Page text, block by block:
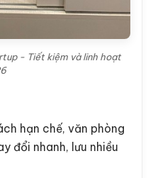
- Tiết kiệm và linh hoạt
hạn chế, văn phòng
đổi nhanh, lưu nhiều